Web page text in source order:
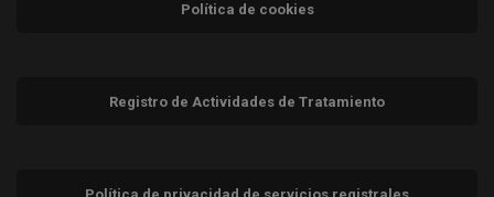
Política de cookies
Registro de Actividades de Tratamiento